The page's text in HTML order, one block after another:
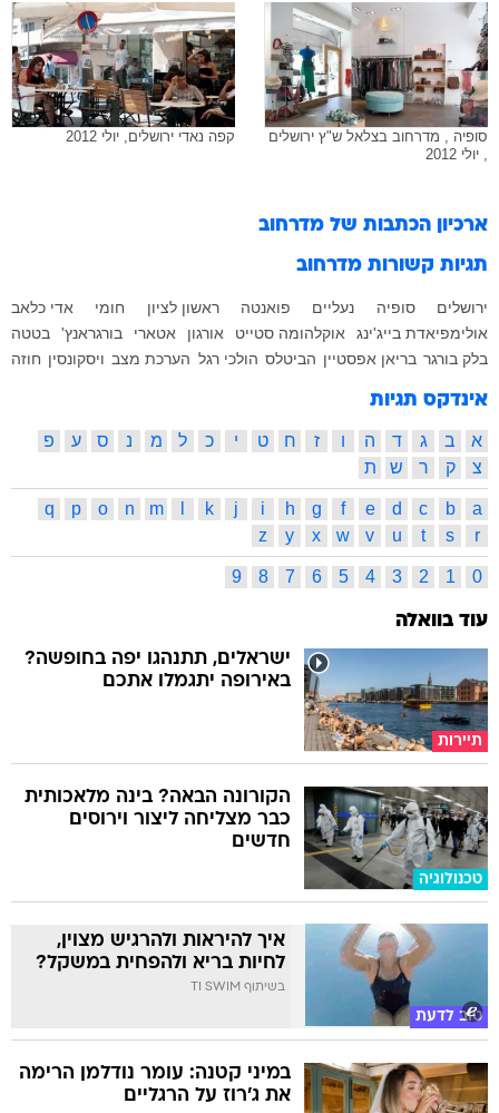
סופיה , מדרחוב בצלאל ש"ץ ירושלים
, יולי 2012
קפה נאדי ירושלים, יולי 2012
ארכיון הכתבות של מדרחוב
תגיות קשורות מדרחוב
ירושלים סופיה נעליים פואנטה ראשון לציון חומי
אדי כלאב
אולימפיאדת בייג'ינג
אוקלהומה סטייט אורגון אטארי בורגראנץ'
בטטה
בלק בורגר בריאן אפסטיין הביטלס הולכי רגל הערכת מצב ויסקונסין חוזה
אינדקס תגיות
א ב ג ד ה ו ז ח ט י כ ל מ נ ס ע
פ
צ
ק ר ש ת
a
b
c
d
e
f
g
h
i
j
k
m
n
o
p
q
r
s
t
u
v
w
x
y
z
0
1
2
3
4
5
6
7
8
9
עוד בוואלה
תיירות
ישראלים, תתנהגו יפה בחופשה?
באירופה יתגמלו אתכם
טכנולוגיה
הקורונה הבאה? בינה מלאכותית
כבר מצליחה ליצור וירוסים
חדשים
טוב לדעת
איך להיראות ולהרגיש מצוין,
לחיות בריא ולהפחית במשקל?
בשיתוף TI SWIM
במיני קטנה: עומר נודלמן הרימה
את ג'רוז על הרגליים